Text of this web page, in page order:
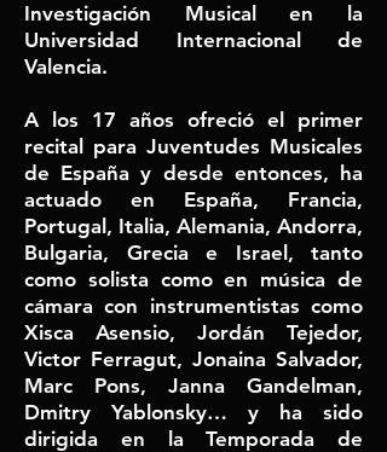
Investigación Musical en la
Universidad Internacional de
Valencia.
A los 17 años ofreció el primer
recital para Juventudes Musicales
de España y desde entonces, ha
actuado en España, Francia,
Portugal, Italia, Alemania, Andorra,
Bulgaria, Grecia e Israel, tanto
como solista como en música de
cámara con instrumentistas como
Xisca Asensio, Jordán Tejedor,
Victor Ferragut, Jonaina Salvador,
Marc Pons, Janna Gandelman,
Dmitry Yablonsky… y ha sido
dirigida en la Temporada de